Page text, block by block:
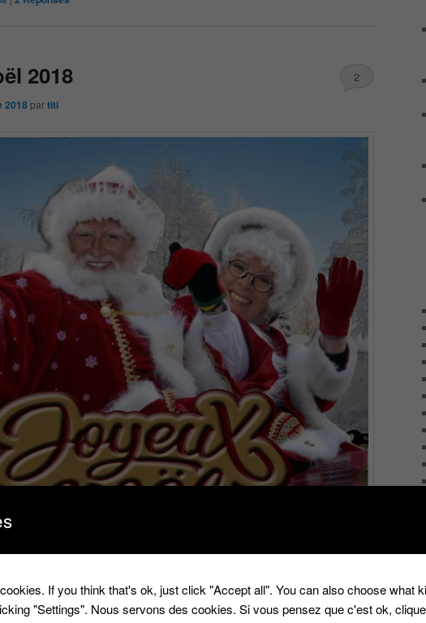
2018
2018 partiti
2
été gâté par le père Noël.
If you think that's ok, just click "Accept all". You can also choose what
"Settings". Nous servons des cookies. Si vous pensez que c'est ok,